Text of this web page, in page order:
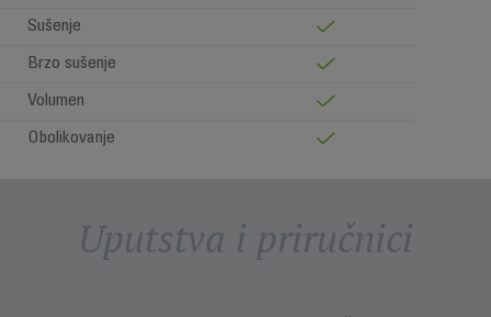
Sušenje
Brzo sušenje
Volumen
Obolikovanje
Uputstva i priručnici